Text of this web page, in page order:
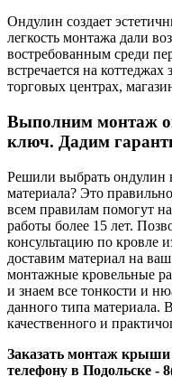
Ондулин создает
легкость монтажа дали
востребованным среди
встречается на
торговых центрах,
Выполним монтаж
ключ. Дадим
Решили выбрать ондулин
материала? Это
всем правилам помогут
работы более 15 лет.
консультацию по кровле
доставим материал на
монтажные кровельные
и знаем все тонкости и
данного типа материала.
качественного и
Заказать монтаж крыши
телефону в Подольске -